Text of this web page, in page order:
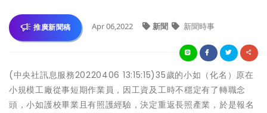
推廣新聞稿 Apr 06,2022 新聞 新聞時事
(中央社訊息服務20220406 13:15:15)35歲的小如（化名）原在
小規模工廠從事短期作業員，因工資及工時不穩定有了轉職念
頭，小如護校畢業且有照護經驗，決定重返長照產業，於是報名